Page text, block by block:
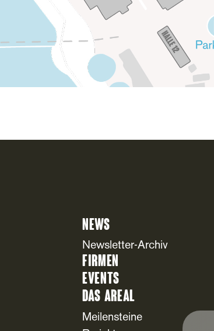
News
Newsletter-Archiv
Firmen
Events
Das Areal
Meilensteine